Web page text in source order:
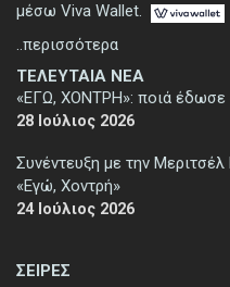
ΣΕΙΡΕΣ
ΤΕΛΕΥΤΑΙΑ ΝΕΑ
«ΕΓΩ, ΧΟΝΤΡΗ»: ποιά έδωσε
28 Ιούλιος 2026
Συνέντευξη με την
«Εγώ, Χοντρή»
24 Ιούλιος 2026
μέσω Viva Wallet.
..περισσότερα